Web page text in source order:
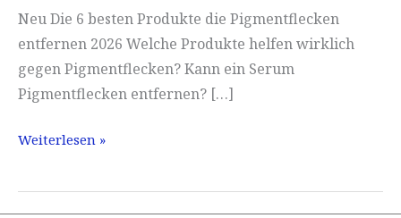
Neu Die 6 besten Produkte die Pigmentflecken
entfernen 2026 Welche Produkte helfen wirklich
gegen Pigmentflecken? Kann ein Serum
Pigmentflecken entfernen? […]
Test
pigmentpletter
Weiterlesen »